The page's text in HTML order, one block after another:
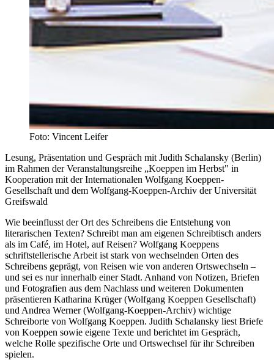
Foto: Vincent Leifer
Lesung, Präsentation und Gespräch mit Judith Schalansky (Berlin)
im Rahmen der Veranstaltungsreihe „Koeppen im Herbst" in
Kooperation mit der Internationalen Wolfgang Koeppen-
Gesellschaft und dem Wolfgang-Koeppen-Archiv der Universität
Greifswald
Wie beeinflusst der Ort des Schreibens die Entstehung von
literarischen Texten? Schreibt man am eigenen Schreibtisch anders
als im Café, im Hotel, auf Reisen? Wolfgang Koeppens
schriftstellerische Arbeit ist stark von wechselnden Orten des
Schreibens geprägt, von Reisen wie von anderen Ortswechseln –
und sei es nur innerhalb einer Stadt. Anhand von Notizen, Briefen
und Fotografien aus dem Nachlass und weiteren Dokumenten
präsentieren Katharina Krüger (Wolfgang Koeppen Gesellschaft)
und Andrea Werner (Wolfgang-Koeppen-Archiv) wichtige
Schreiborte von Wolfgang Koeppen. Judith Schalansky liest Briefe
von Koeppen sowie eigene Texte und berichtet im Gespräch,
welche Rolle spezifische Orte und Ortswechsel für ihr Schreiben
spielen.